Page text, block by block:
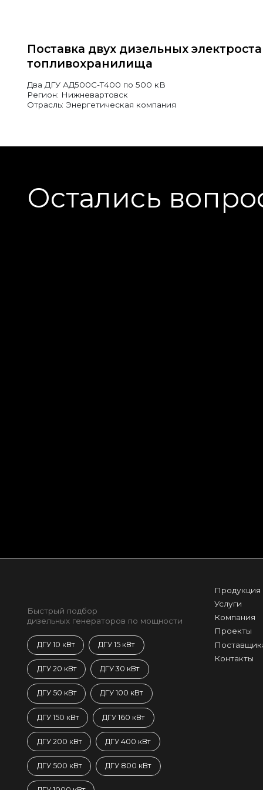
Поставка двух дизельных
топливохранилища
Два ДГУ АД500С-Т400 по 500 кВ
Регион: Нижневартовск
Отрасль: Энергетическая компания
Остались
Быстрый подбор
дизельных генераторов по мощности
ДГУ 10 кВт ДГУ 15 кВт
ДГУ 20 кВт ДГУ 30 кВт
ДГУ 50 кВт ДГУ 100 кВт
ДГУ 150 кВт ДГУ 160 кВт
ДГУ 200 кВт ДГУ 400 кВт
ДГУ 500 кВт ДГУ 800 кВт
Продукция
Услуги
Компания
Проекты
Контакты